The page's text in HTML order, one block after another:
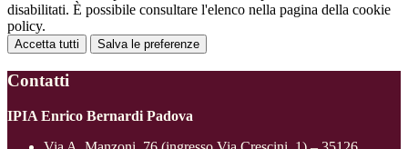
disabilitati. È possibile consultare l'elenco nella pagina della cookie
policy.
Accetta tutti Salva le preferenze
Contatti
IPIA Enrico Bernardi Padova